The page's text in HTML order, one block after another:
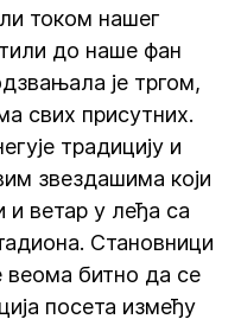
током нашег
до наше фан
је тргом,
свих присутних.
традицију и
звездашима који
ветар у леђа са
Становници
веома битно да се
посета између